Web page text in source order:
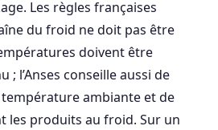
Les règles françaises
du froid ne doit pas être
doivent être
; l’Anses conseille aussi de
ambiante et de
les produits au froid. Sur un